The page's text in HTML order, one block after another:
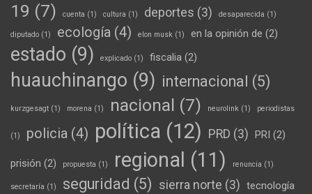
19 (7) cuenta (1) cultura (1) deportes (3) desaparecida (1)
diputado (1) ecología (4) elon musk (1) en la opinión de (2)
estado (9) explicado (1) fiscalia (2)
huauchinango (9) internacional (5)
kurzgesagt (1) morena (1) nacional (7) neurolink (1) periodistas
(1) policia (4) política (12) PRD (3) PRI (2)
prisión (2) propuesta (1) regional (11) renuncia (1)
secretaría (1) seguridad (5) sierra norte (3) tecnología